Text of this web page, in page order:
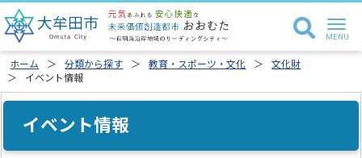
ホーム 分類から探す 教育・スポーツ・文化
文化財
イベント情報
イベント情報